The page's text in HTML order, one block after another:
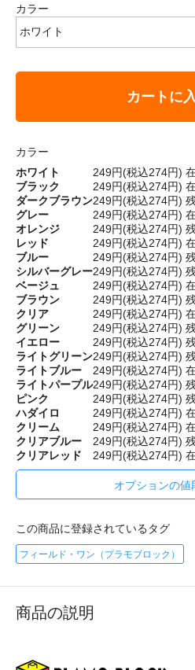
カラー
カートに
カラー
ホワイト
249円(税込274円)
ブラック
249円(税込274円)
ダークブラウン249円(税込274円)
グレー
249円(税込274円)
オレンジ
249円(税込274円)
レッド
249円(税込274円)
ブルー
249円(税込274円)
シルバーグレー249円(税込274円)
ベージュ
249円(税込274円)
ブラウン
249円(税込274円)
クリア
249円(税込274円)
グリーン
249円(税込274円)
イエロー
249円(税込274円)
ライトグリーン249円(税込274円)
ライトブルー
249円(税込274円)
ライトパープル249円(税込274円)
ピンク
249円(税込274円)
ハダイロ
249円(税込274円)
クリーム
249円(税込274円)
クリアブルー
249円(税込274円)
クリアレッド
249円(税込274円)
オプションの値
この商品に登録されているタグ
フィールド・ワン（プラモブロック）
商品の説明